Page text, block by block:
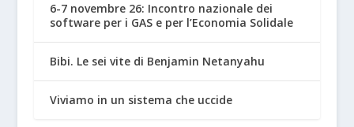
6-7 novembre 26: Incontro nazionale dei
software per i GAS e per l’Economia Solidale
Bibi. Le sei vite di Benjamin Netanyahu
Viviamo in un sistema che uccide